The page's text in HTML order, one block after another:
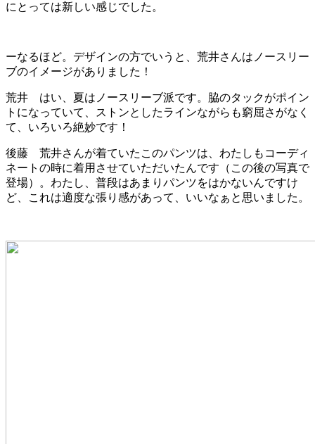
にとっては新しい感じでした。
ーなるほど。デザインの方でいうと、荒井さんはノースリー
ブのイメージがありました！
荒井 はい、夏はノースリーブ派です。脇のタックがポイン
トになっていて、ストンとしたラインながらも窮屈さがなく
て、いろいろ絶妙です！
後藤 荒井さんが着ていたこのパンツは、わたしもコーディ
ネートの時に着用させていただいたんです（この後の写真で
登場）。わたし、普段はあまりパンツをはかないんですけ
ど、これは適度な張り感があって、いいなぁと思いました。